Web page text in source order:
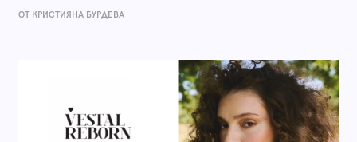
ОТ КРИСТИЯНА БУРДЕВА